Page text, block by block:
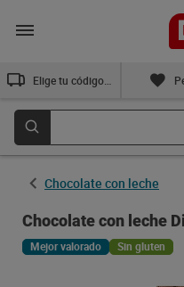
Chocolate con leche
Chocolate con leche
Mejor valorado Sin gluten